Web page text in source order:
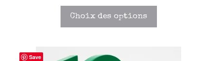
Choix des options
Save